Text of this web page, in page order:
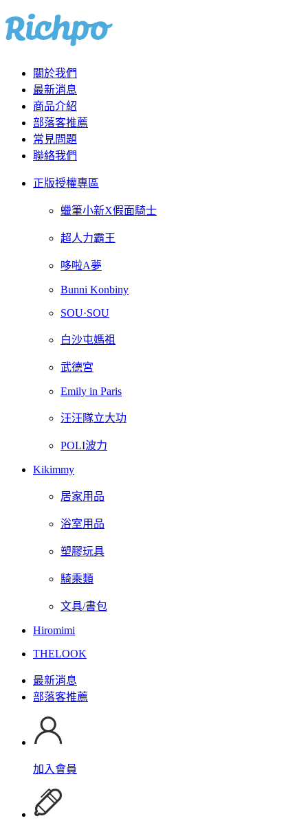
關於我們
最新消息
商品介紹
部落客推薦
常見問題
聯絡我們
正版授權專區
蠟筆小新X假面騎士
超人力霸王
哆啦A夢
Bunni Konbiny
SOU·SOU
白沙屯媽祖
武德宮
Emily in Paris
汪汪隊立大功
POLI波力
Kikimmy
居家用品
浴室用品
塑膠玩具
騎乘類
文具/書包
Hiromimi
THELOOK
最新消息
部落客推薦
加入會員